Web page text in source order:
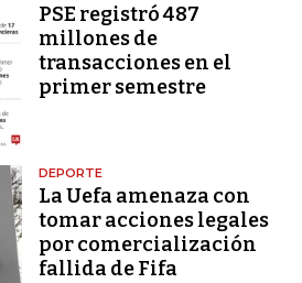
PSE registró 487
millones de
transacciones en el
primer semestre
DEPORTE
La Uefa amenaza con
tomar acciones legales
por comercialización
fallida de Fifa